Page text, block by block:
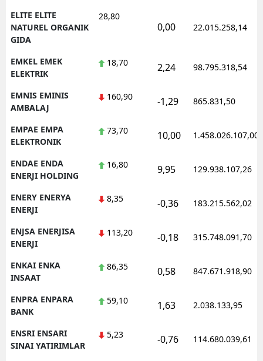
ELITE ELITE
NATUREL ORGANIK
GIDA
28,80
0,00 22.015.258,14
EMKEL EMEK
ELEKTRIK
18,70 2,24 98.795.318,54
EMNIS EMINIS
AMBALAJ
160,90 -1,29 865.831,50
EMPAE EMPA
ELEKTRONIK
73,70 10,00 1.458.026.107,00
ENDAE ENDA
ENERJI HOLDING
16,80 9,95 129.938.107,26
ENERY ENERYA
ENERJI
8,35 -0,36 183.215.562,02
ENJSA ENERJISA
ENERJI
113,20 -0,18 315.748.091,70
ENKAI ENKA
INSAAT
86,35 0,58 847.671.918,90
ENPRA ENPARA
BANK
59,10 1,63 2.038.133,95
ENSRI ENSARI
SINAI YATIRIMLAR
5,23 -0,76 114.680.039,61